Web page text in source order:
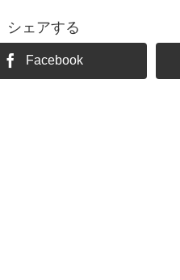
シェアする
Facebook